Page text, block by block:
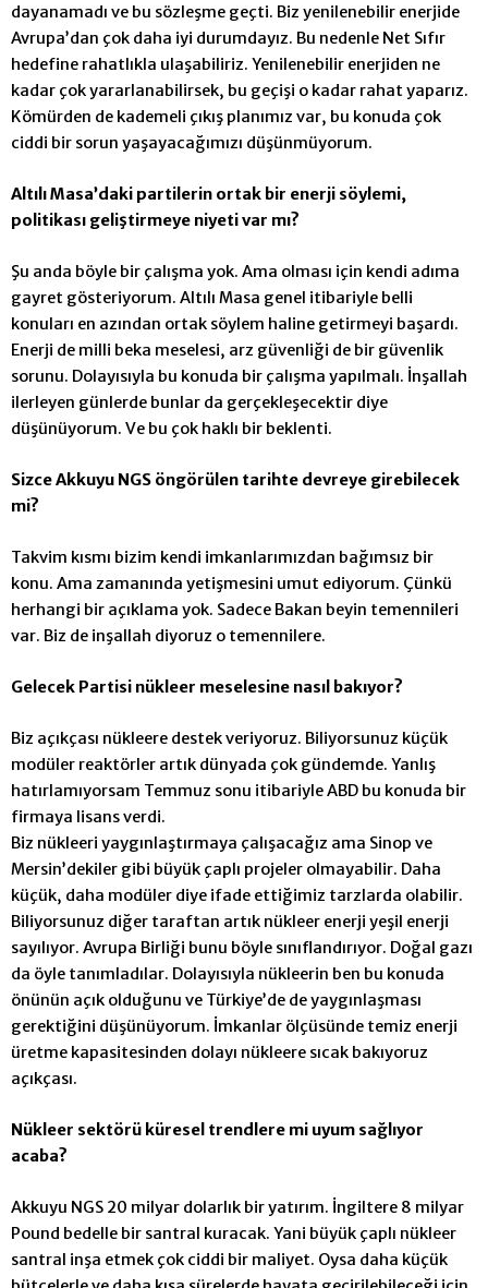
dayanamadı ve bu sözleşme geçti. Biz yenilenebilir enerjide
Avrupa’dan çok daha iyi durumdayız. Bu nedenle Net Sıfır
hedefine rahatlıkla ulaşabiliriz. Yenilenebilir enerjiden ne
kadar çok yararlanabilirsek, bu geçişi o kadar rahat yaparız.
Kömürden de kademeli çıkış planımız var, bu konuda çok
ciddi bir sorun yaşayacağımızı düşünmüyorum.
Altılı Masa’daki partilerin ortak bir enerji söylemi,
politikası geliştirmeye niyeti var mı?
Şu anda böyle bir çalışma yok. Ama olması için kendi adıma
gayret gösteriyorum. Altılı Masa genel itibariyle belli
konuları en azından ortak söylem haline getirmeyi başardı.
Enerji de milli beka meselesi, arz güvenliği de bir güvenlik
sorunu. Dolayısıyla bu konuda bir çalışma yapılmalı. İnşallah
ilerleyen günlerde bunlar da gerçekleşecektir diye
düşünüyorum. Ve bu çok haklı bir beklenti.
Sizce Akkuyu NGS öngörülen tarihte devreye girebilecek
mi?
Takvim kısmı bizim kendi imkanlarımızdan bağımsız bir
konu. Ama zamanında yetişmesini umut ediyorum. Çünkü
herhangi bir açıklama yok. Sadece Bakan beyin temennileri
var. Biz de inşallah diyoruz o temennilere.
Gelecek Partisi nükleer meselesine nasıl bakıyor?
Biz açıkçası nükleere destek veriyoruz. Biliyorsunuz küçük
modüler reaktörler artık dünyada çok gündemde. Yanlış
hatırlamıyorsam Temmuz sonu itibariyle ABD bu konuda bir
firmaya lisans verdi.
Biz nükleeri yaygınlaştırmaya çalışacağız ama Sinop ve
Mersin’dekiler gibi büyük çaplı projeler olmayabilir. Daha
küçük, daha modüler diye ifade ettiğimiz tarzlarda olabilir.
Biliyorsunuz diğer taraftan artık nükleer enerji yeşil enerji
sayılıyor. Avrupa Birliği bunu böyle sınıflandırıyor. Doğal gazı
da öyle tanımladılar. Dolayısıyla nükleerin ben bu konuda
önünün açık olduğunu ve Türkiye’de de yaygınlaşması
gerektiğini düşünüyorum. İmkanlar ölçüsünde temiz enerji
üretme kapasitesinden dolayı nükleere sıcak bakıyoruz
açıkçası.
Nükleer sektörü küresel trendlere mi uyum sağlıyor
acaba?
Akkuyu NGS 20 milyar dolarlık bir yatırım. İngiltere 8 milyar
Pound bedelle bir santral kuracak. Yani büyük çaplı nükleer
santral inşa etmek çok ciddi bir maliyet. Oysa daha küçük